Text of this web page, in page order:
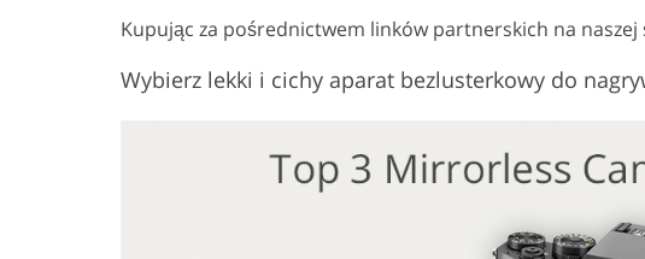
sztuczną inteligencję
Kolekcja mobilna
Tekstury Photoshopa
Ps Nakładki Całe Kolekcje
Kupując za pośrednictwem linków partnerskich na
Wybierz lekki i cichy aparat bezlusterkowy do